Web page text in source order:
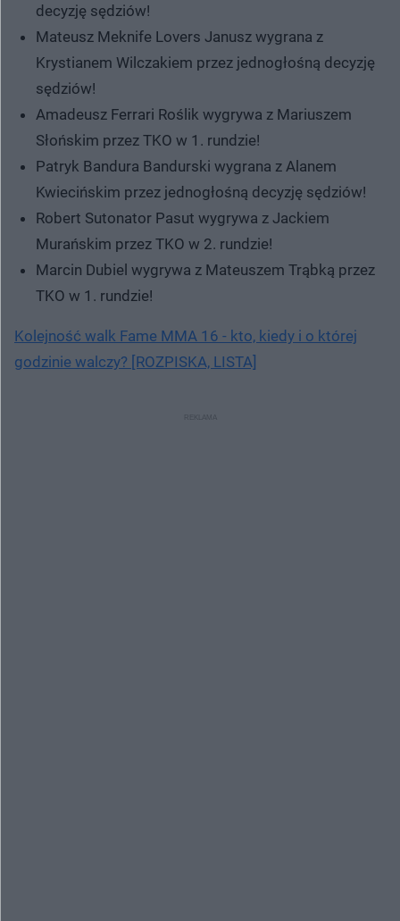
decyzję sędziów!
Mateusz Meknife Lovers Janusz wygrana z
Krystianem Wilczakiem przez jednogłośną decyzję
sędziów!
Amadeusz Ferrari Roślik wygrywa z Mariuszem
Słońskim przez TKO w 1. rundzie!
Patryk Bandura Bandurski wygrana z Alanem
Kwiecińskim przez jednogłośną decyzję sędziów!
Robert Sutonator Pasut wygrywa z Jackiem
Murańskim przez TKO w 2. rundzie!
Marcin Dubiel wygrywa z Mateuszem Trąbką przez
TKO w 1. rundzie!
Kolejność walk Fame MMA 16 - kto, kiedy i o której
godzinie walczy? [ROZPISKA, LISTA]